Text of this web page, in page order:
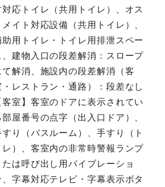
対応トイレ（共用トイレ）、オス
メイト対応設備（共用トイレ）、
助用トイレ・トイレ用排泄スペー
、建物入口の段差解消：スロープ
て解消、施設内の段差解消（客
・レストラン・通路）：段差なし
客室】客室のドアに表示されてい
部屋番号の点字（出入口ドア）、
すり（バスルーム）、手すり（ト
レ）、客室内の非常時警報ランプ
たは呼び出し用バイブレーショ
、字幕対応テレビ・字幕表示ボタ